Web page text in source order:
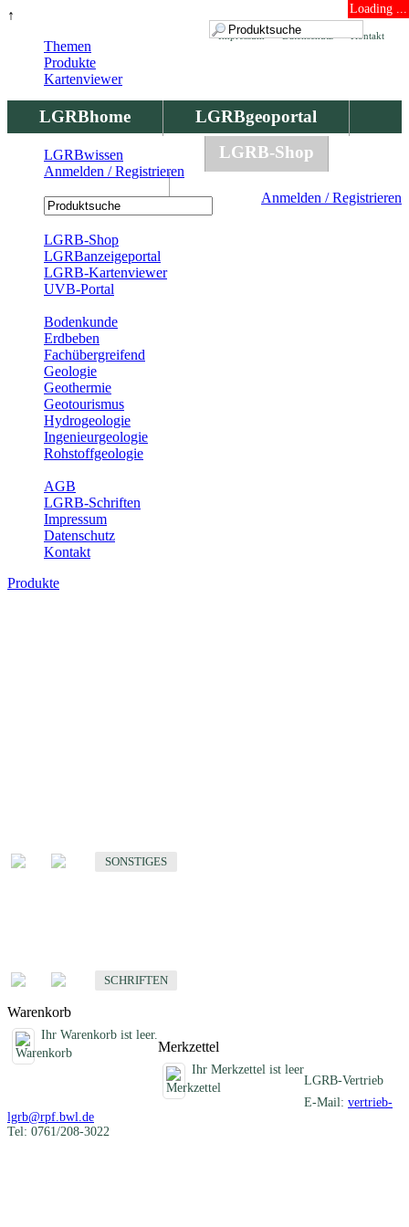
↑ Loading ...
Kontakt
Datenschutz
Impressum
LGRBhome
LGRBgeoportal
LGRBbohrungen
LGRB-Shop
Anmelden / Registrieren
Themen
Produkte
Kartenviewer
LGRBwissen
Anmelden / Registrieren
LGRB-Shop
LGRBanzeigeportal
LGRB-Kartenviewer
UVB-Portal
Bodenkunde
Erdbeben
Fachübergreifend
Geologie
Geothermie
Geotourismus
Hydrogeologie
Ingenieurgeologie
Rohstoffgeologie
AGB
LGRB-Schriften
Impressum
Datenschutz
Kontakt
Produkte
SONSTIGES
SCHRIFTEN
Warenkorb
Ihr Warenkorb ist leer.
Merkzettel
Ihr Merkzettel ist leer
LGRB-Vertrieb
E-Mail: vertrieb-
lgrb@rpf.bwl.de
Tel: 0761/208-3022